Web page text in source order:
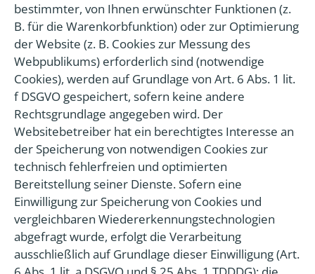
bestimmter, von Ihnen erwünschter Funktionen (z.
B. für die Warenkorbfunktion) oder zur Optimierung
der Website (z. B. Cookies zur Messung des
Webpublikums) erforderlich sind (notwendige
Cookies), werden auf Grundlage von Art. 6 Abs. 1 lit.
f DSGVO gespeichert, sofern keine andere
Rechtsgrundlage angegeben wird. Der
Websitebetreiber hat ein berechtigtes Interesse an
der Speicherung von notwendigen Cookies zur
technisch fehlerfreien und optimierten
Bereitstellung seiner Dienste. Sofern eine
Einwilligung zur Speicherung von Cookies und
vergleichbaren Wiedererkennungstechnologien
abgefragt wurde, erfolgt die Verarbeitung
ausschließlich auf Grundlage dieser Einwilligung (Art.